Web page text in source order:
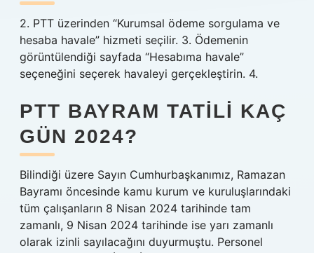
2. PTT üzerinden “Kurumsal ödeme sorgulama ve
hesaba havale” hizmeti seçilir. 3. Ödemenin
görüntülendiği sayfada “Hesabıma havale”
seçeneğini seçerek havaleyi gerçekleştirin. 4.
PTT BAYRAM TATILI KAÇ
GÜN 2024?
Bilindiği üzere Sayın Cumhurbaşkanımız, Ramazan
Bayramı öncesinde kamu kurum ve kuruluşlarındaki
tüm çalışanların 8 Nisan 2024 tarihinde tam
zamanlı, 9 Nisan 2024 tarihinde ise yarı zamanlı
olarak izinli sayılacağını duyurmuştu. Personel